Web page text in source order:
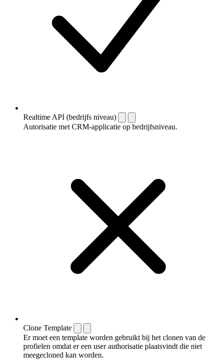
Realtime API (bedrijfs niveau)
Autorisatie met CRM-applicatie op bedrijfsniveau.
Clone Template
Er moet een template worden gebruikt bij het clonen van de
profielen omdat er een user authorisatie plaatsvindt die niet
meegecloned kan worden.